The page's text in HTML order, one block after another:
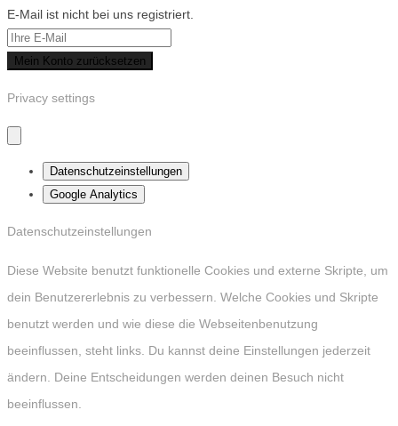
E-Mail ist nicht bei uns registriert.
Mein Konto zurücksetzen
Privacy settings
Datenschutzeinstellungen
Google Analytics
Datenschutzeinstellungen
Diese Website benutzt funktionelle Cookies und externe Skripte, um
dein Benutzererlebnis zu verbessern. Welche Cookies und Skripte
benutzt werden und wie diese die Webseitenbenutzung
beeinflussen, steht links. Du kannst deine Einstellungen jederzeit
ändern. Deine Entscheidungen werden deinen Besuch nicht
beeinflussen.